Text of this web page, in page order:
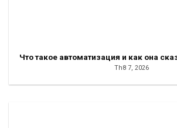
Что такое автоматизация и как она
Th8 7, 2026